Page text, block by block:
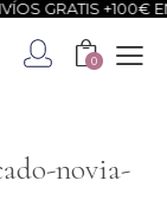
GRATIS +100€ EN
0
novia-